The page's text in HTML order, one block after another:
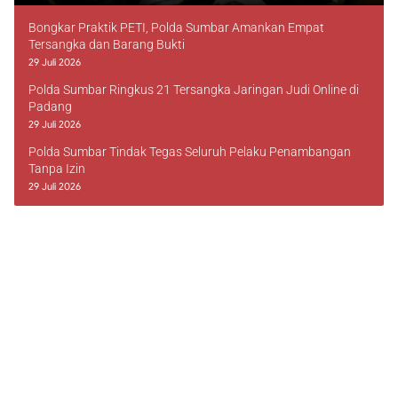
Bongkar Praktik PETI, Polda Sumbar Amankan Empat
Tersangka dan Barang Bukti
29 Juli 2026
Polda Sumbar Ringkus 21 Tersangka Jaringan Judi Online di
Padang
29 Juli 2026
Polda Sumbar Tindak Tegas Seluruh Pelaku Penambangan
Tanpa Izin
29 Juli 2026